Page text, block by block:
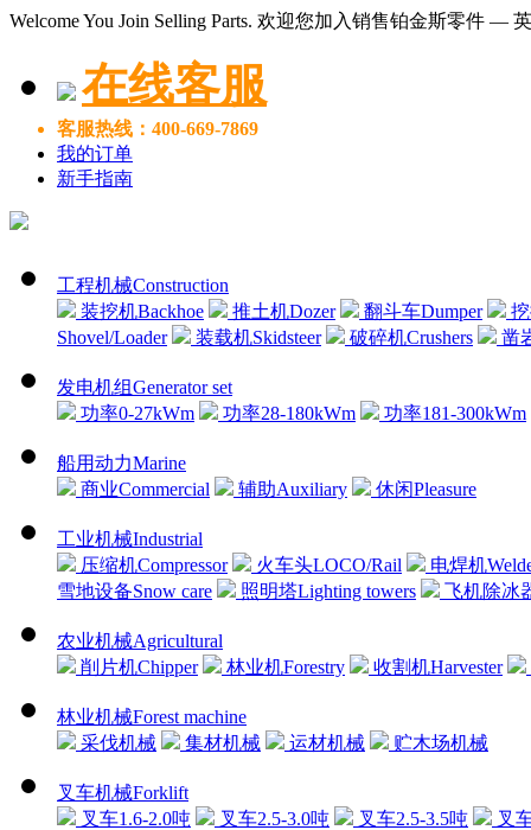
Welcome You Join Selling Parts. 欢迎您加入销售铂金斯零件 —
在线客服
客服热线：400-669-7869
我的订单
新手指南
工程机械Construction
装挖机Backhoe
推土机Dozer 翻斗车Dumper
Shovel/Loader
装载机Skidsteer 破碎机Crushers 凿
发电机组Generator set
功率0-27kWm
功率28-180kWm 功率181-300kWm
船用动力Marine
商业Commercial
辅助Auxiliary 休闲Pleasure
工业机械Industrial
压缩机Compressor
火车头LOCO/Rail
电焊机
雪地设备Snow care
照明塔Lighting towers 飞机除冰
农业机械Agricultural
削片机Chipper
林业机Forestry 收割机Harvester
林业机械Forest machine
采伐机械
集材机械 运材机械 贮木场机械
叉车机械Forklift
叉车1.6-2.0吨
叉车2.5-3.0吨 叉车2.5-3.5吨 叉